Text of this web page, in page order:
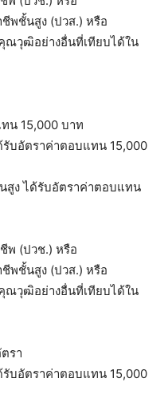
พชั้นสูง (ปวส.) หรือ
วุฒิอย่างอื่นที่เทียบได้ใน
น 15,000 บาท
บอัตราค่าตอบแทน 15,000
สูง ได้รับอัตราค่าตอบแทน
พ (ปวช.) หรือ
พชั้นสูง (ปวส.) หรือ
วุฒิอย่างอื่นที่เทียบได้ใน
รา
บอัตราค่าตอบแทน 15,000